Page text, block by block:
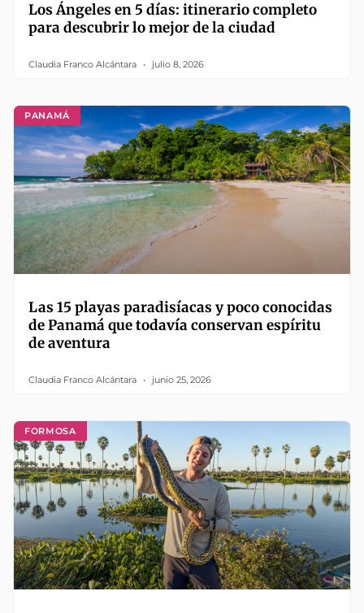
Los Ángeles en 5 días: itinerario completo
para descubrir lo mejor de la ciudad
Claudia Franco Alcántara julio 8, 2026
PANAMÁ
Las 15 playas paradisíacas y poco conocidas
de Panamá que todavía conservan espíritu
de aventura
Claudia Franco Alcántara junio 25, 2026
FORMOSA